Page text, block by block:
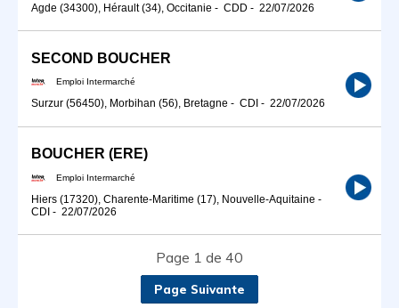
Agde (34300), Hérault (34), Occitanie - CDD - 22/07/2026
SECOND BOUCHER
Emploi Intermarché
Surzur (56450), Morbihan (56), Bretagne - CDI - 22/07/2026
BOUCHER (ERE)
Emploi Intermarché
Hiers (17320), Charente-Maritime (17), Nouvelle-Aquitaine -
CDI - 22/07/2026
Page 1 de 40
Page Suivante